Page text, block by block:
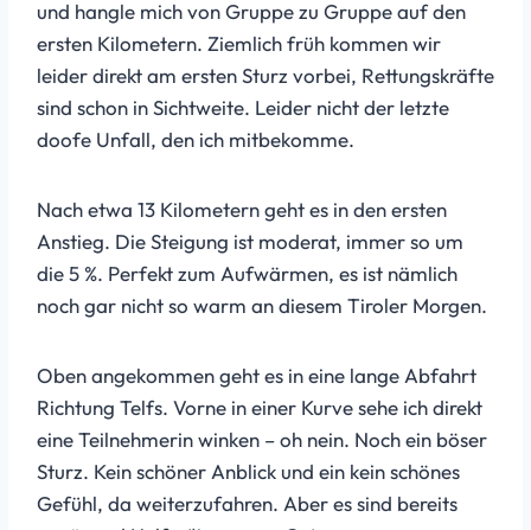
und hangle mich von Gruppe zu Gruppe auf den
ersten Kilometern. Ziemlich früh kommen wir
leider direkt am ersten Sturz vorbei, Rettungskräfte
sind schon in Sichtweite. Leider nicht der letzte
doofe Unfall, den ich mitbekomme.
Nach etwa 13 Kilometern geht es in den ersten
Anstieg. Die Steigung ist moderat, immer so um
die 5 %. Perfekt zum Aufwärmen, es ist nämlich
noch gar nicht so warm an diesem Tiroler Morgen.
Oben angekommen geht es in eine lange Abfahrt
Richtung Telfs. Vorne in einer Kurve sehe ich direkt
eine Teilnehmerin winken – oh nein. Noch ein böser
Sturz. Kein schöner Anblick und ein kein schönes
Gefühl, da weiterzufahren. Aber es sind bereits